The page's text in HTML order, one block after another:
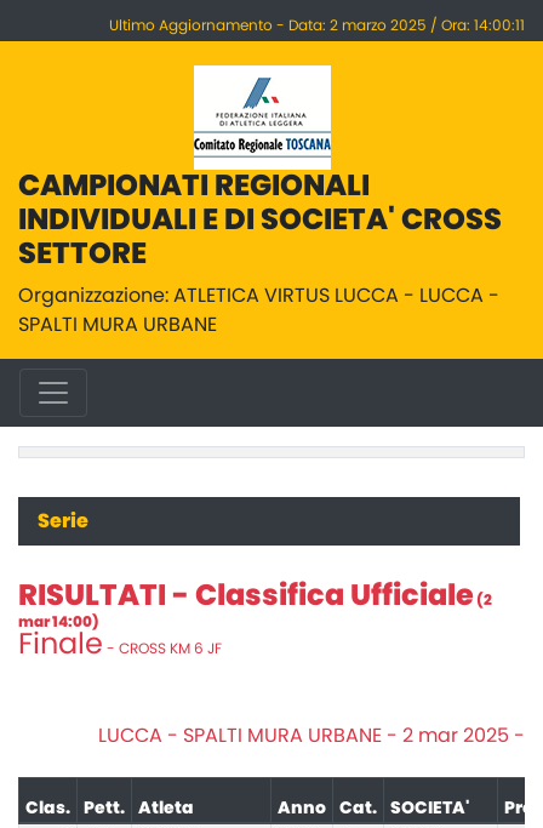
Ultimo Aggiornamento - Data: 2 marzo 2025 / Ora: 14:00:11
CAMPIONATI REGIONALI
INDIVIDUALI E DI SOCIETA' CROSS
SETTORE
Organizzazione: ATLETICA VIRTUS LUCCA - LUCCA -
SPALTI MURA URBANE
Serie
RISULTATI - Classifica Ufficiale (2
mar 14:00)
Finale - CROSS KM 6 JF
LUCCA - SPALTI MURA URBANE - 2 mar 2025 -
Clas. Pett. Atleta Anno Cat. SOCIETA'